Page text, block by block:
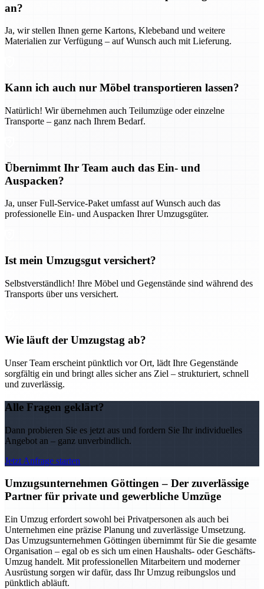
an?
Ja, wir stellen Ihnen gerne Kartons, Klebeband und weitere
Materialien zur Verfügung – auf Wunsch auch mit Lieferung.
Kann ich auch nur Möbel transportieren lassen?
Natürlich! Wir übernehmen auch Teilumzüge oder einzelne
Transporte – ganz nach Ihrem Bedarf.
Übernimmt Ihr Team auch das Ein- und
Auspacken?
Ja, unser Full-Service-Paket umfasst auf Wunsch auch das
professionelle Ein- und Auspacken Ihrer Umzugsgüter.
Ist mein Umzugsgut versichert?
Selbstverständlich! Ihre Möbel und Gegenstände sind während des
Transports über uns versichert.
Wie läuft der Umzugstag ab?
Unser Team erscheint pünktlich vor Ort, lädt Ihre Gegenstände
sorgfältig ein und bringt alles sicher ans Ziel – strukturiert, schnell
und zuverlässig.
Alle Fragen geklärt?
Dann probieren Sie es jetzt aus und fordern Sie Ihr individuelles
Angebot an – ganz unverbindlich.
Jetzt Anfrage starten
Umzugsunternehmen Göttingen – Der zuverlässige
Partner für private und gewerbliche Umzüge
Ein Umzug erfordert sowohl bei Privatpersonen als auch bei
Unternehmen eine präzise Planung und zuverlässige Umsetzung.
Das Umzugsunternehmen Göttingen übernimmt für Sie die gesamte
Organisation – egal ob es sich um einen Haushalts- oder Geschäfts-
Umzug handelt. Mit professionellen Mitarbeitern und moderner
Ausrüstung sorgen wir dafür, dass Ihr Umzug reibungslos und
pünktlich abläuft.